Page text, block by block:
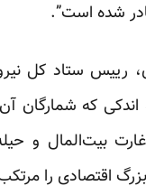
شده است”.
رییس ستاد کل
بیت‌المال و
اقتصادی را